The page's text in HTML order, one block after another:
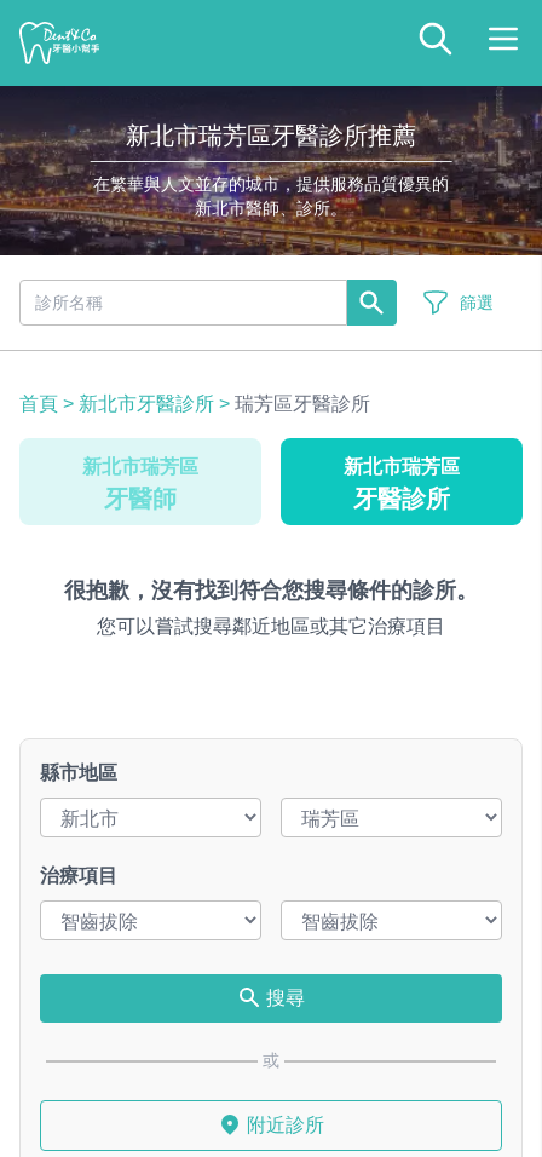
新北市瑞芳區牙醫診所推薦
在繁華與人文並存的城市，提供服務品質優異的
新北市醫師、診所。
篩選
首頁 > 新北市牙醫診所 > 瑞芳區牙醫診所
新北市瑞芳區
牙醫師
新北市瑞芳區
牙醫診所
很抱歉，沒有找到符合您搜尋條件的診所。
您可以嘗試搜尋鄰近地區或其它治療項目
縣市地區
治療項目
搜尋
或
附近診所